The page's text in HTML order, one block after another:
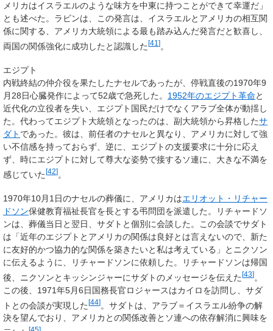
メリカはイスラエルのような味方を中東に持つことができて幸運だ」
とも述べた。ラビンは、この発言は、イスラエルとアメリカの相互関
係に関する、アメリカ大統領による最も踏み込んだ発言だと歓喜し、
両国の関係強化に成功したと認識した[41 ]。
エジプト
内戦終結の仲介役を果たしたナセルであったが、停戦直後の1970年9
月28日心臓発作によって52歳で急死した。 1952年のエジプト革命と
近代化の立役者を失い、エジプト国民だけでなくアラブ全体が動揺し
た。代わってエジプト大統領となったのは、副大統領から昇格したサ
ダト であった。彼は、前任者のナセルと異なり、アメリカに対して強
い不信感を持っておらず、逆に、エジプトの支援要求に十分に応え
ず、時にエジプトに対して尊大な姿勢で接するソ連に、大きな不満を
感じていた[42]。
1970年10月1日のナセルの葬儀に、アメリカはエリオット・リチャー
ドソン保健教育福祉長官を長とする弔問団を派遣した。リチャードソ
ンは、葬儀当日と翌日、サダトと個別に会談した。この会談でサダト
は「近年のエジプトとアメリカの関係は良好とは言えないので、新た
に友好的かつ協力的な関係を築きたいと私は考えている」とニクソン
に伝えるように、リチャードソンに依頼した。リチャードソンは帰国
後、ニクソンとキッシンジャーにサダトのメッセージを伝えた [43] 。
この後、1971年5月6日国務長官ロジャースはカイロを訪問し、サダ
トとの会談が実現した[44]。サダトは、アラブ＝イスラエル紛争の解
決を望んでおり、アメリカとの関係改善とソ連への依存解消に興味を